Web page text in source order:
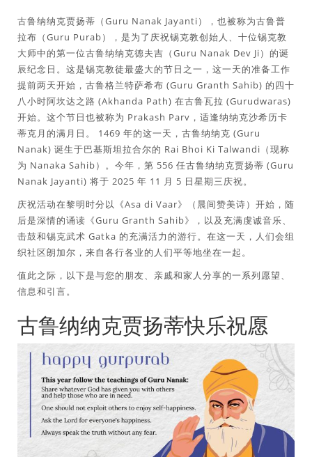
古鲁纳纳克贾扬蒂（Guru Nanak Jayanti），也被称为古鲁普
拉布（Guru Purab），是为了庆祝锡克教创始人、十位锡克教
大师中的第一位古鲁纳纳克德夫吉（Guru Nanak Dev Ji）的诞
辰纪念日。这是锡克教徒最盛大的节日之一，这一天的准备工作
提前两天开始，古鲁格兰特萨希布 (Guru Granth Sahib) 的四十
八小时阿坎达之路 (Akhanda Path) 在古鲁瓦拉 (Gurudwaras)
开始。这个节日也被称为 Prakash Parv，适逢纳纳克沙希历卡
蒂克月的满月日。 1469 年的这一天，古鲁纳纳克 (Guru
Nanak) 诞生于巴基斯坦拉合尔的 Rai Bhoi Ki Talwandi（现称
为 Nanaka Sahib）。今年，第 556 任古鲁纳纳克贾扬蒂 (Guru
Nanak Jayanti) 将于 2025 年 11 月 5 日星期三庆祝。
庆祝活动在黎明时分以《Asa di Vaar》（晨间赞美诗）开始，随
后是深情的诵读《Guru Granth Sahib》，以及充满虔诚音乐、
击鼓和锡克武术 Gatka 的充满活力的游行。在这一天，人们会组
织社区朗加尔，来自各行各业的人们平等地坐在一起。
值此之际，以下是与您的朋友、亲戚和家人分享的一系列愿望、
信息和引言。
古鲁纳纳克贾扬蒂快乐祝愿